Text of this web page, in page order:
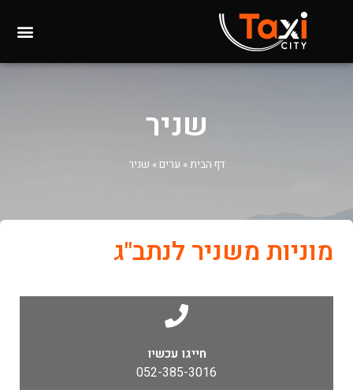
שניר
דף הבית» ערים » שניר
מוניות משניר לנתב"ג
חייגו עכשיו
052-385-3016